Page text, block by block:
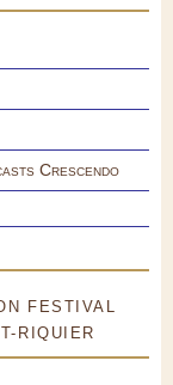
Crescendo
FESTIVAL
RIQUIER